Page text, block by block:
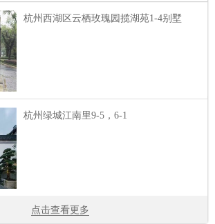
杭州西湖区云栖玫瑰园揽湖苑1-4别墅
杭州绿城江南里9-5，6-1
点击查看更多